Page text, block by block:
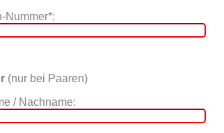
Nummer*:
(nur bei Paaren)
/ Nachname: